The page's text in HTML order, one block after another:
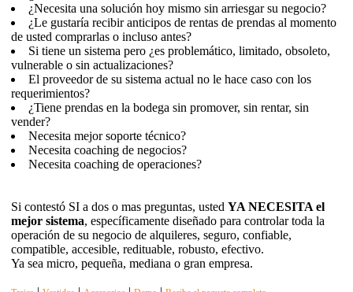
¿Necesita una solución hoy mismo sin arriesgar su negocio?
¿Le gustaría recibir anticipos de rentas de prendas al momento
de usted comprarlas o incluso antes?
Si tiene un sistema pero ¿es problemático, limitado, obsoleto,
vulnerable o sin actualizaciones?
El proveedor de su sistema actual no le hace caso con los
requerimientos?
¿Tiene prendas en la bodega sin promover, sin rentar, sin
vender?
Necesita mejor soporte técnico?
Necesita coaching de negocios?
Necesita coaching de operaciones?
Si contestó SI a dos o mas preguntas, usted YA NECESITA el
mejor sistema, específicamente diseñado para controlar toda la
operación de su negocio de alquileres, seguro, confiable,
compatible, accesible, redituable, robusto, efectivo.
Ya sea micro, pequeña, mediana o gran empresa.